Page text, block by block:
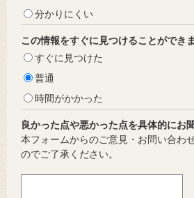
分かりにくい
この情報をすぐに見つけることができ
すぐに見つけた
普通
時間がかかった
良かった点や悪かった点を具体的にお
本フォームからのご意見・お問い合わ
のでご了承ください。